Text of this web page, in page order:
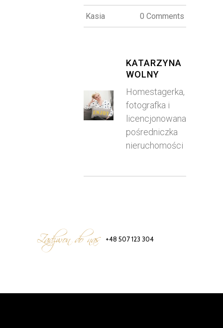
Kasia 0 Comments
KATARZYNA
WOLNY
Homestagerka,
fotografka i
licencjonowana
pośredniczka
nieruchomości
Zadzwon do nas +48 507 123 304